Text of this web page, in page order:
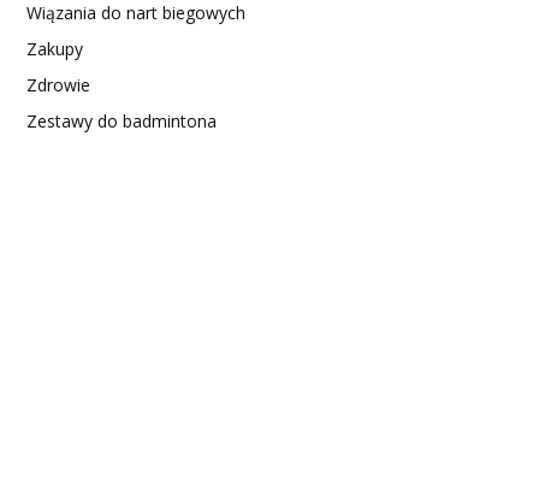
Wiązania do nart biegowych
Zakupy
Zdrowie
Zestawy do badmintona